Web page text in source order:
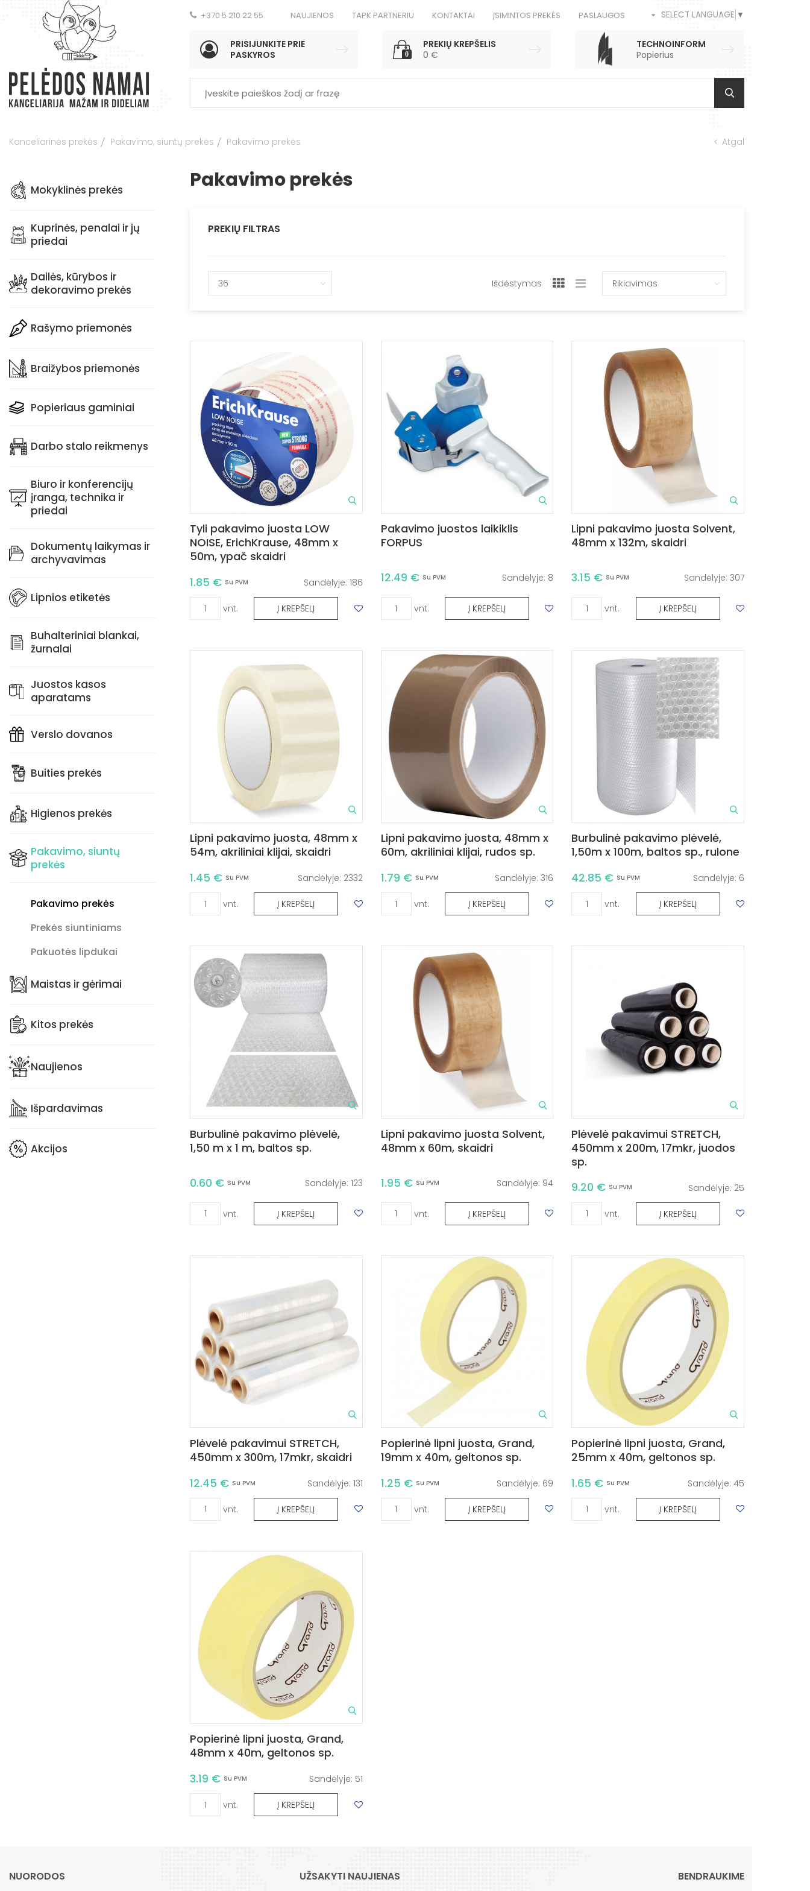
+370 5 210 22 55 NAUJIENOS TAPK PARTNERIU KONTAKTAI ĮSIMINTOS PREKĖS PASLAUGOS SELECT LANGUAGE ▼
PRISIJUNKITE PRIE
PASKYROS
0
PREKIŲ KREPŠELIS
0 €
TECHNOINFORM
Popierius
Kanceliarinės prekės Pakavimo, siuntų prekės Pakavimo prekės Atgal
Mokyklinės prekės
Kuprinės, penalai ir jų
priedai
Dailės, kūrybos ir
dekoravimo prekės
Rašymo priemonės
Braižybos priemonės
Popieriaus gaminiai
Darbo stalo reikmenys
Biuro ir konferencijų
įranga, technika ir
priedai
Dokumentų laikymas ir
archyvavimas
Lipnios etiketės
Buhalteriniai blankai,
žurnalai
Juostos kasos
aparatams
Verslo dovanos
Buities prekės
Higienos prekės
Pakavimo, siuntų
prekės
Pakavimo prekės
Prekės siuntiniams
Pakuotės lipdukai
Maistas ir gėrimai
Kitos prekės
Naujienos
Išpardavimas
Akcijos
Pakavimo prekės
PREKIŲ FILTRAS
36 Išdėstymas Rikiavimas
Tyli pakavimo juosta LOW
NOISE, ErichKrause, 48mm x
50m, ypač skaidri
1.85 € Su PVM Sandėlyje: 186
vnt. Į KREPŠELĮ
Pakavimo juostos laikiklis
FORPUS
12.49 € Su PVM Sandėlyje: 8
vnt. Į KREPŠELĮ
Lipni pakavimo juosta Solvent,
48mm x 132m, skaidri
3.15 € Su PVM Sandėlyje: 307
vnt. Į KREPŠELĮ
Lipni pakavimo juosta, 48mm x
54m, akriliniai klijai, skaidri
1.45 € Su PVM Sandėlyje: 2332
vnt. Į KREPŠELĮ
Lipni pakavimo juosta, 48mm x
60m, akriliniai klijai, rudos sp.
1.79 € Su PVM Sandėlyje:316
vnt. Į KREPŠELĮ
Burbulinė pakavimo plėvelė,
1,50m x 100m, baltos sp., rulone
42.85 € Su PVM Sandėlyje: 6
vnt. Į KREPŠELĮ
Burbulinė pakavimo plėvelė,
1,50 m x 1 m, baltos sp.
0.60 € Su PVM Sandėlyje: 123
vnt. Į KREPŠELĮ
Lipni pakavimo juosta Solvent,
48mm x 60m, skaidri
1.95 € Su PVM Sandėlyje: 94
vnt. Į KREPŠELĮ
Plėvelė pakavimui STRETCH,
450mm x 200m, 17mkr, juodos
sp.
9.20 € Su PVM Sandėlyje: 25
vnt. Į KREPŠELĮ
Plėvelė pakavimui STRETCH,
450mm x 300m, 17mkr, skaidri
12.45 € Su PVM Sandėlyje: 131
vnt. Į KREPŠELĮ
Popierinė lipni juosta, Grand,
19mm x 40m, geltonos sp.
1.25 € Su PVM Sandėlyje: 69
vnt. Į KREPŠELĮ
Popierinė lipni juosta, Grand,
25mm x 40m, geltonos sp.
1.65 € Su PVM Sandėlyje: 45
vnt. Į KREPŠELĮ
Popierinė lipni juosta, Grand,
48mm x 40m, geltonos sp.
3.19 € Su PVM Sandėlyje: 51
vnt. Į KREPŠELĮ
NUORODOS UŽSAKYTI NAUJIENAS BENDRAUKIME